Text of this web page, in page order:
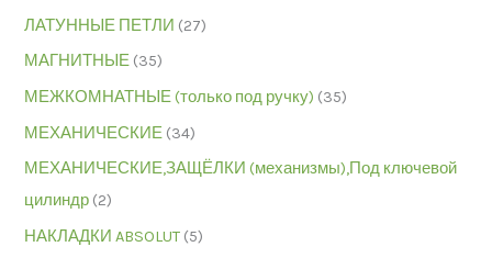
ЛАТУННЫЕ ПЕТЛИ (27)
МАГНИТНЫЕ (35)
МЕЖКОМНАТНЫЕ (только под ручку) (35)
МЕХАНИЧЕСКИЕ (34)
МЕХАНИЧЕСКИЕ,ЗАЩЁЛКИ (механизмы),Под ключевой
цилиндр (2)
НАКЛАДКИ ABSOLUT (5)